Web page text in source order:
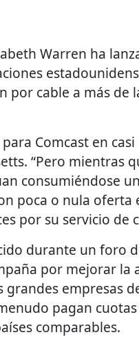
Warren ha
por cable a más de
Comcast en
“Pero mientras
consumiéndose
poca o nula oferta
por su servicio de
durante un foro
por mejorar la
empresas
pagan
comparables.